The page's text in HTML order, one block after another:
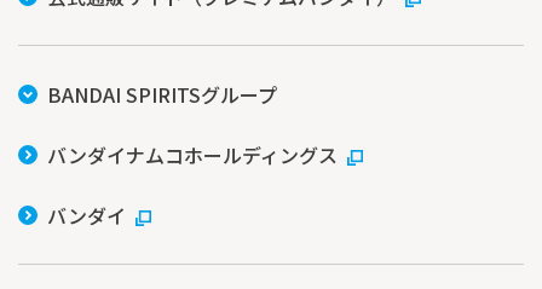
BANDAI SPIRITSグループ
バンダイナムコホールディングス
バンダイ